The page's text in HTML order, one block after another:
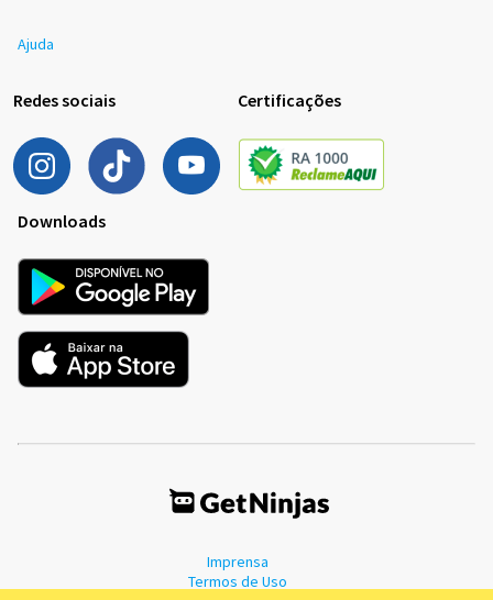
Ajuda
Redes sociais Certificações
Downloads
Imprensa
Termos de Uso